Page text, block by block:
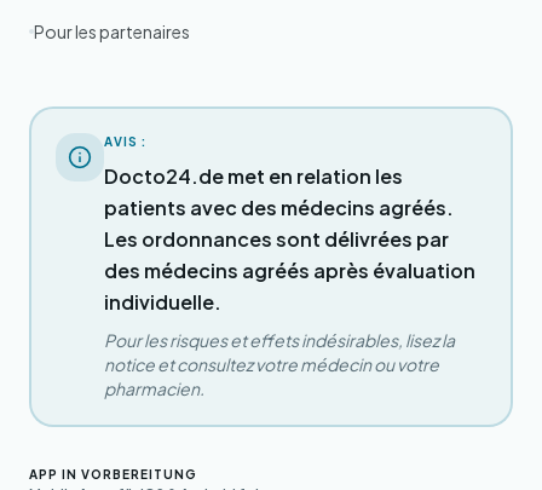
Pour les partenaires
AVIS :
Docto24.de met en relation les
patients avec des médecins agréés.
Les ordonnances sont délivrées par
des médecins agréés après évaluation
individuelle.
Pour les risques et effets indésirables, lisez la
notice et consultez votre médecin ou votre
pharmacien.
APP IN VORBEREITUNG